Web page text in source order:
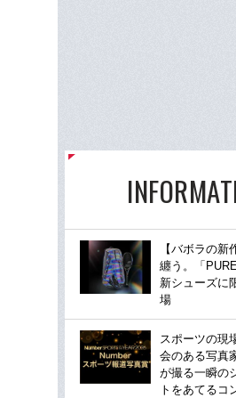
【バボラの新
纏う。「
新シューズに
場
スポーツの現
会のある写真
が撮る一瞬の
トをあてるコ